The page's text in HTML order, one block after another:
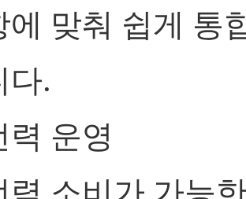
에 맞춰 쉽게 통
다.
력 운영